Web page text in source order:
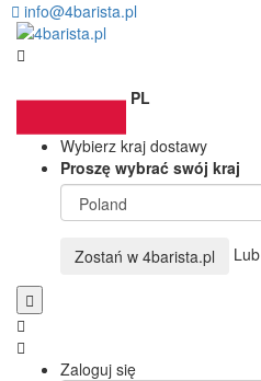
info@4barista.pl
PL
Wybierz kraj dostawy
Proszę wybrać swój kraj
Zostań w 4barista.pl Lub
Zaloguj się